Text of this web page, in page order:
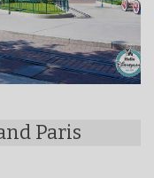
Paris